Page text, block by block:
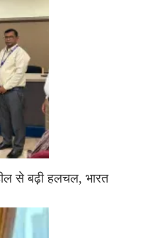
से बढ़ी हलचल, भारत